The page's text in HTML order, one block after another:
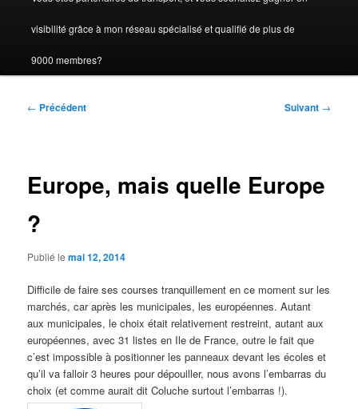
visibilité grâce à mon réseau spécialisé et qualifié de plus de
9000 membres?
Navigation
← Précédent Suivant →
Europe, mais quelle Europe
?
Publié lemai 12, 2014
Difficile de faire ses courses tranquillement en ce moment sur les
marchés, car après les municipales, les européennes. Autant
aux municipales, le choix était relativement restreint, autant aux
européennes, avec 31 listes en Ile de France, outre le fait que
c’est impossible à positionner les panneaux devant les écoles et
qu’il va falloir 3 heures pour dépouiller, nous avons l’embarras du
choix (et comme aurait dit Coluche surtout l’embarras !).